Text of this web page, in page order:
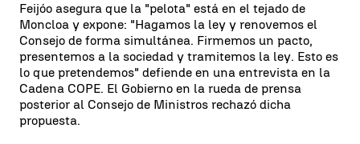
Feijóo asegura que la "pelota" está en el tejado de
Moncloa y expone: "Hagamos la ley y renovemos el
Consejo de forma simultánea. Firmemos un pacto,
presentemos a la sociedad y tramitemos la ley. Esto es
lo que pretendemos" defiende en una entrevista en la
Cadena COPE. El Gobierno en la rueda de prensa
posterior al Consejo de Ministros rechazó dicha
propuesta.